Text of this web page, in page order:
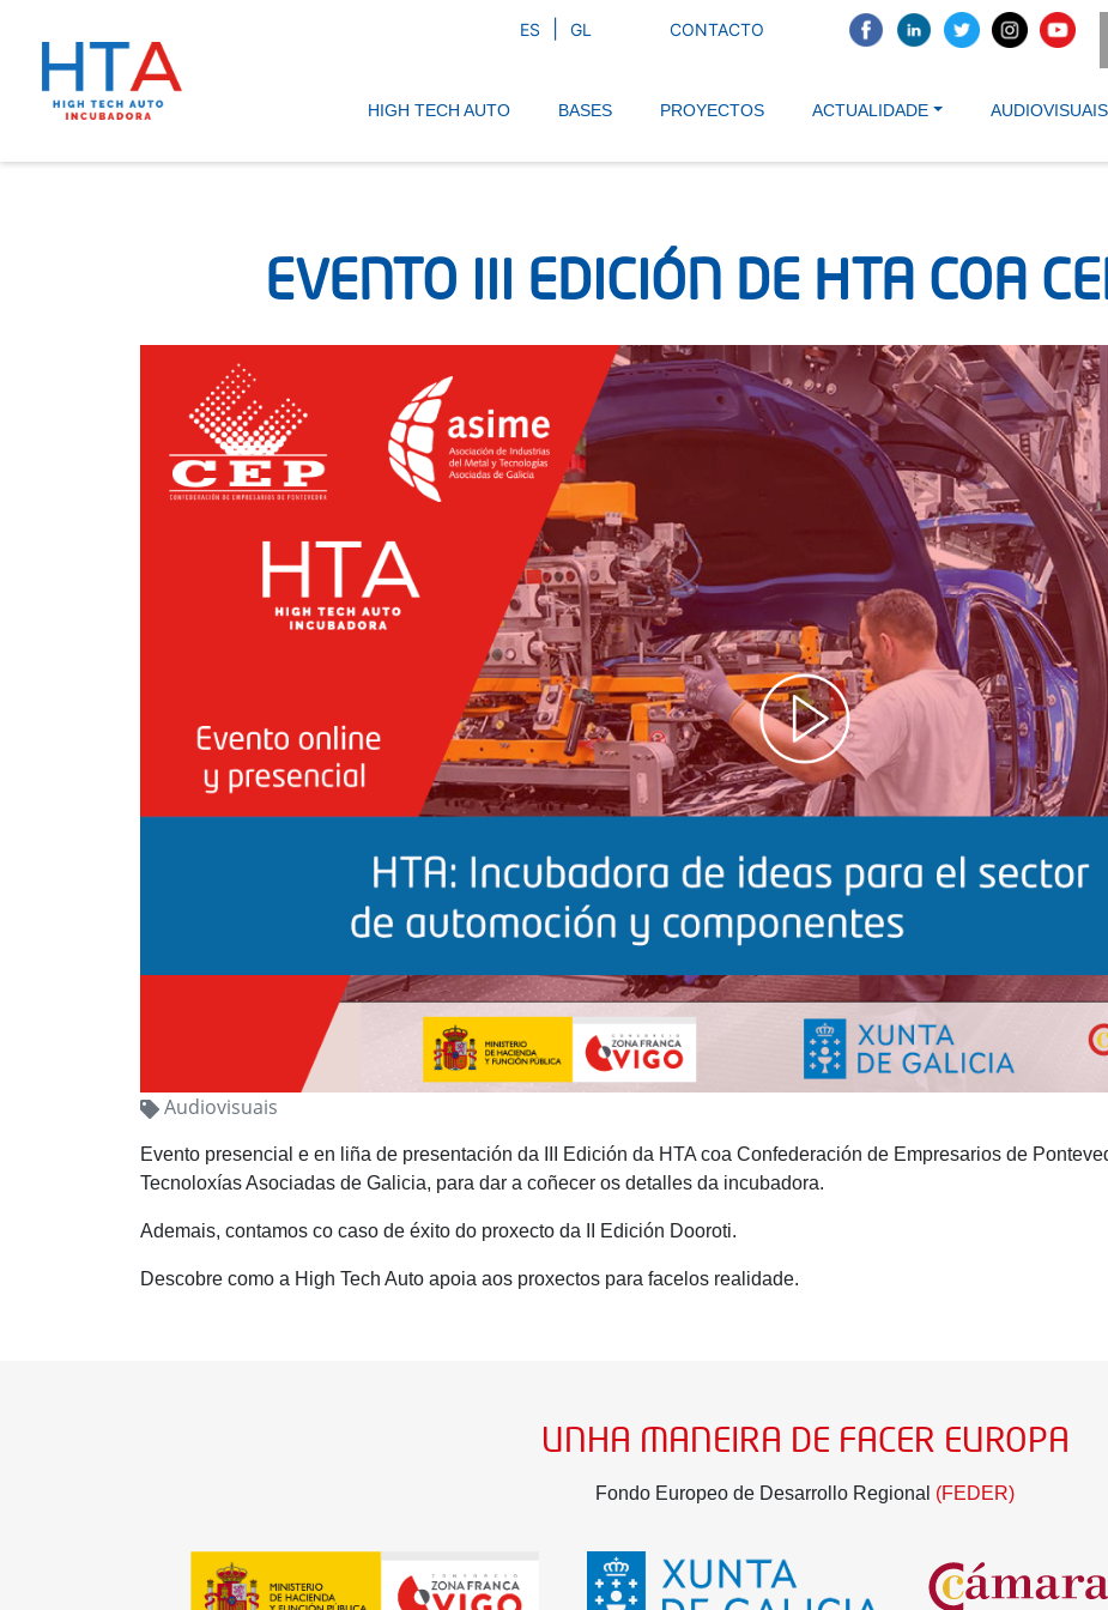
principal
CONTACTO
ES GL
HIGH TECH AUTO BASES PROYECTOS ACTUALIDADE AUDIOVISUAIS
EVENTO III EDICIÓN DE HTA COA
Audiovisuais
Evento presencial e en liña de presentación da III Edición da HTA coa Confederación de Empresarios de
Tecnoloxías Asociadas de Galicia, para dar a coñecer os detalles da incubadora.
Ademais, contamos co caso de éxito do proxecto da II Edición Dooroti.
Descobre como a High Tech Auto apoia aos proxectos para facelos realidade.
UNHA MANEIRA DE FACER EUROPA
Fondo Europeo de Desarrollo Regional (FEDER)